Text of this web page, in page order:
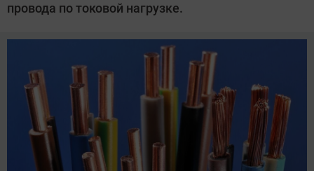
провода по токовой нагрузке.